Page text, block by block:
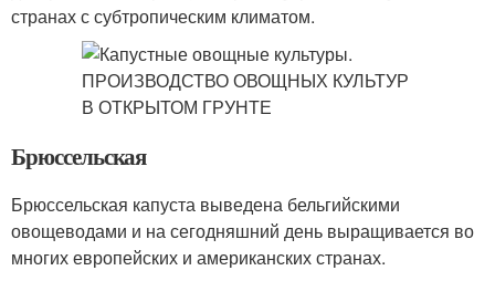
странах с субтропическим климатом.
Брюссельская
Брюссельская капуста выведена бельгийскими
овощеводами и на сегодняшний день выращивается во
многих европейских и американских странах.